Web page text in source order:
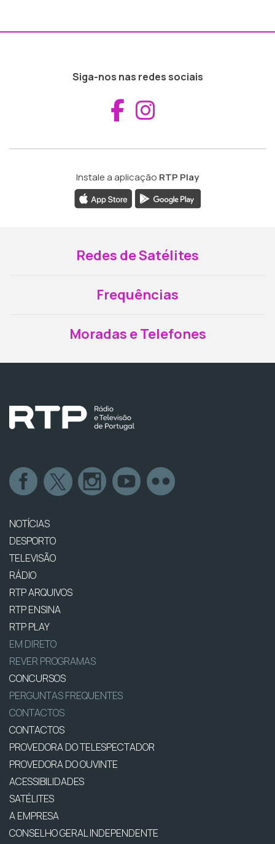
Siga-nos nas redes sociais
Aceder ao
Instale a aplicação RTP Play
Redes de Satélites
Frequências
Moradas e Telefones
NOTÍCIAS
DESPORTO
TELEVISÃO
RÁDIO
RTP ARQUIVOS
RTP ENSINA
RTP PLAY
EM DIRETO
REVER PROGRAMAS
CONCURSOS
PERGUNTAS FREQUENTES
CONTACTOS
CONTACTOS
PROVEDORA DO TELESPECTADOR
PROVEDORA DO OUVINTE
ACESSIBILIDADES
SATÉLITES
A EMPRESA
CONSELHO GERAL INDEPENDENTE